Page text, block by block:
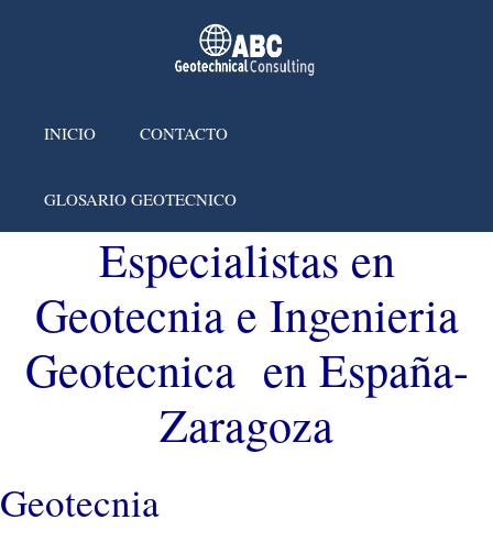
INICIO CONTACTO
GLOSARIO GEOTECNICO
Especialistas en
Geotecnia e Ingenieria
Geotecnica en España-
Zaragoza
Geotecnia